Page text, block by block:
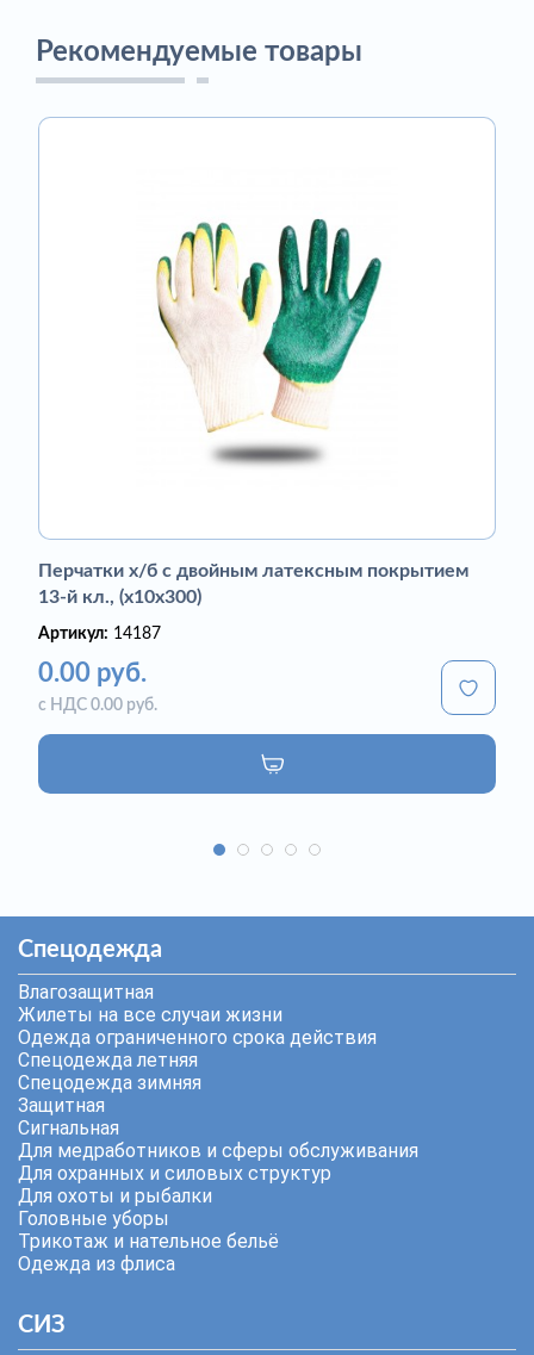
Рекомендуемые товары
Перчатки х/б с двойным латексным покрытием
13-й кл., (х10х300)
Артикул: 14187
0.00 руб.
с НДС 0.00 руб.
Спецодежда
Влагозащитная
Жилеты на все случаи жизни
Одежда ограниченного срока действия
Спецодежда летняя
Спецодежда зимняя
Защитная
Сигнальная
Для медработников и сферы обслуживания
Для охранных и силовых структур
Для охоты и рыбалки
Головные уборы
Трикотаж и нательное бельё
Одежда из флиса
СИЗ